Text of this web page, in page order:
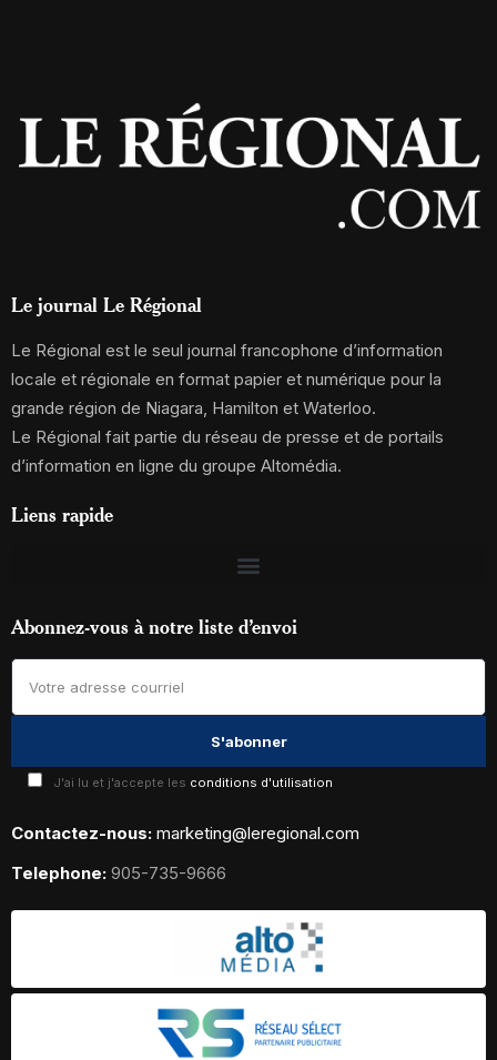
Le journal Le Régional
Le Régional est le seul journal francophone d’information
locale et régionale en format papier et numérique pour la
grande région de Niagara, Hamilton et Waterloo.
Le Régional fait partie du réseau de presse et de portails
d’information en ligne du groupe Altomédia.
Liens rapide
Abonnez-vous à notre liste d’envoi
J'ai lu et j'accepte les conditions d'utilisation
Contactez-nous: marketing@leregional.com
Telephone: 905-735-9666